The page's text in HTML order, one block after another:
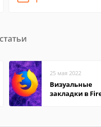
25 мая 2022
Визуальные
закладки в